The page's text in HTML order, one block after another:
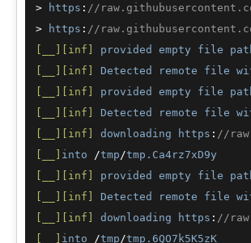
>
https : //
>
https : //
[__] [inf] provided empty file
[__] [inf] Detected remote file
[__] [inf] provided empty file
[__] [inf] Detected remote file
[__] [inf] downloading https : //
[__] into /tmp /tmp .Ca4rz7xD9y
[__] [inf] provided empty file
[__] [inf] Detected remote file
[__] [inf] downloading https : //
[__] into /tmp /tmp .6QO7k5K5zK